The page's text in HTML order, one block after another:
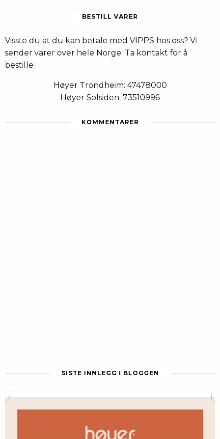
BESTILL VARER
Visste du at du kan betale med VIPPS hos oss? Vi
sender varer over hele Norge. Ta kontakt for å
bestille:
Høyer Trondheim: 47478000
Høyer Solsiden: 73510996
KOMMENTARER
SISTE INNLEGG I BLOGGEN